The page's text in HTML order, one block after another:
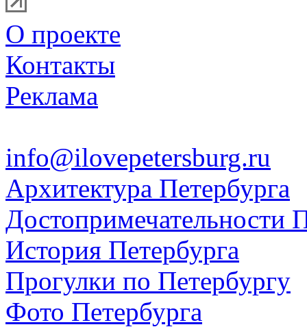
О проекте
Контакты
Реклама
info@ilovepetersburg.ru
Архитектура Петербурга
Достопримечательности
История Петербурга
Прогулки по Петербургу
Фото Петербурга